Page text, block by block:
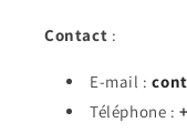
Contact :
E-mail :
Téléphone :